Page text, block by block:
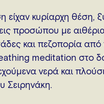
κυρίαρχη θέση,
προσώπου με
και πεζοπορία
meditation στο
νερά και
Σειρηνάκη.